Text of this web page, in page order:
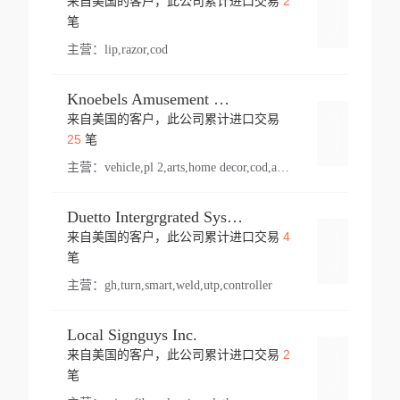
笔
主营： lip,razor,cod
Knoebels Amusement Resort
来自美国的客户，此公司累计进口交易
25笔
主营： vehicle,pl 2,arts,home decor,cod,amusement ride,sea
Duetto Intergrgrated Systems Inc.
来自美国的客户，此公司累计进口交易 4
笔
主营： gh,turn,smart,weld,utp,controller
Local Signguys Inc.
来自美国的客户，此公司累计进口交易 2
笔